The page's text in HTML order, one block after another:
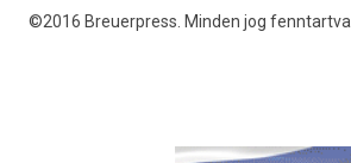
©2016 Breuerpress. Minden jog fenntartva.